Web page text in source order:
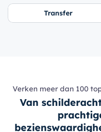
Transfer
Verken meer dan 100
Van